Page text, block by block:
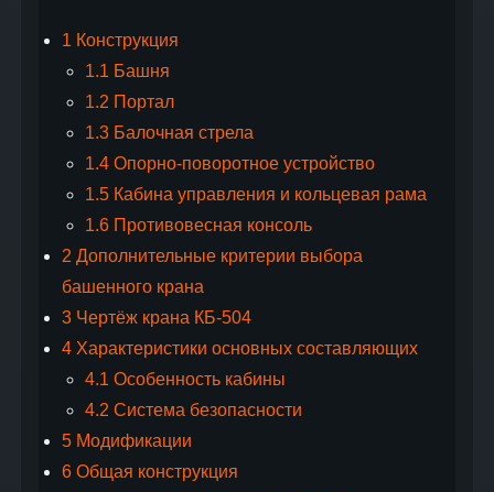
1 Конструкция
1.1 Башня
1.2 Портал
1.3Балочная стрела
1.4Опорно-поворотное устройство
1.5Кабина управления и кольцевая рама
1.6Противовесная консоль
2 Дополнительные критерии выбора
башенного крана
3Чертёж крана КБ-504
4Характеристики основных составляющих
4.1 Особенность кабины
4.2 Система безопасности
5Модификации
6Общая конструкция